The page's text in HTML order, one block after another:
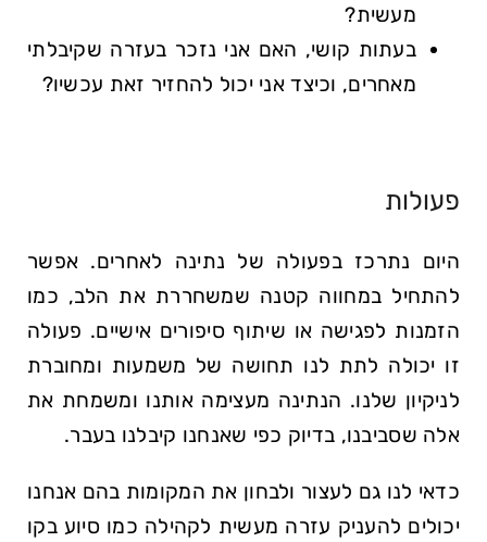
מעשית?
בעתות קושי, האם אני נזכר בעזרה שקיבלתי
מאחרים, וכיצד אני יכול להחזיר זאת עכשיו?
פעולות
היום נתרכז בפעולה של נתינה לאחרים. אפשר
להתחיל במחווה קטנה שמשחררת את הלב, כמו
הזמנות לפגישה או שיתוף סיפורים אישיים. פעולה
זו יכולה לתת לנו תחושה של משמעות ומחוברת
לניקיון שלנו. הנתינה מעצימה אותנו ומשמחת את
אלה שסביבנו, בדיוק כפי שאנחנו קיבלנו בעבר.
כדאי לנו גם לעצור ולבחון את המקומות בהם אנחנו
יכולים להעניק עזרה מעשית לקהילה כמו סיוע בקו